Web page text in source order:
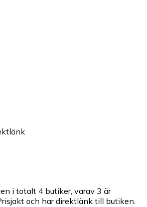
i totalt 4 butiker, varav 3 är
och har direktlänk till butiken.